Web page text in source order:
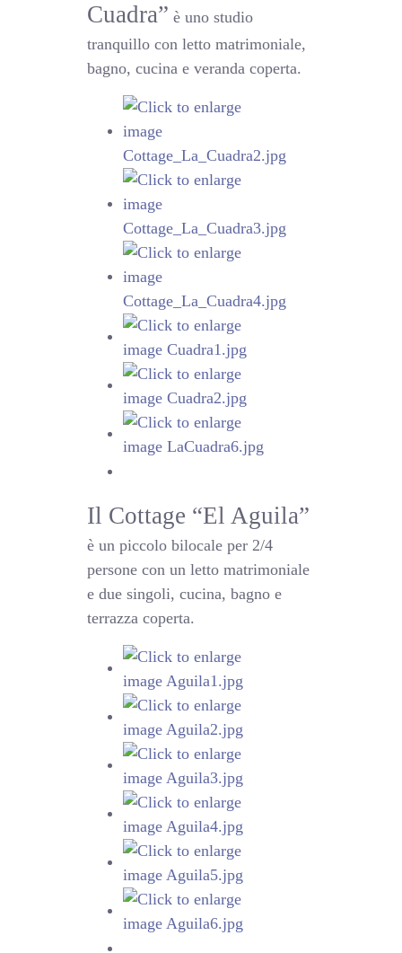
Cuadra” è uno studio
tranquillo con letto matrimoniale,
bagno, cucina e veranda coperta.
Il Cottage “El Aguila”
è un piccolo bilocale per 2/4
persone con un letto matrimoniale
e due singoli, cucina, bagno e
terrazza coperta.